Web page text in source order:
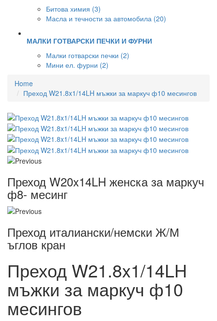
Битова химия (3)
Масла и течности за автомобила (20)
МАЛКИ ГОТВАРСКИ ПЕЧКИ И ФУРНИ
Малки готварски печки (2)
Мини ел. фурни (2)
Home
Преход W21.8x1/14LH мъжки за маркуч ф10 месингов
Преход W20x14LH женска за маркуч
ф8- месинг
Преход италиански/немски Ж/М
ъглов кран
Преход W21.8x1/14LH
мъжки за маркуч ф10
месингов